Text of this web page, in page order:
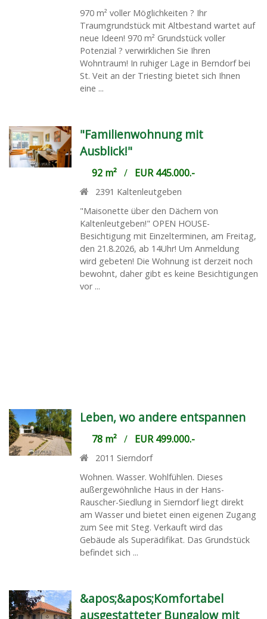
970 m² voller Möglichkeiten ? Ihr
Traumgrundstück mit Altbestand wartet auf
neue Ideen! 970 m² Grundstück voller
Potenzial ? verwirklichen Sie Ihren
Wohntraum! In ruhiger Lage in Berndorf bei
St. Veit an der Triesting bietet sich Ihnen
eine ...
"Familienwohnung mit
Ausblick!"
92 m²/ EUR 445.000.-
2391 Kaltenleutgeben
"Maisonette über den Dächern von
Kaltenleutgeben!" OPEN HOUSE-
Besichtigung mit Einzelterminen, am Freitag,
den 21.8.2026, ab 14Uhr! Um Anmeldung
wird gebeten! Die Wohnung ist derzeit noch
bewohnt, daher gibt es keine Besichtigungen
vor ...
Leben, wo andere entspannen
78 m²/ EUR 499.000.-
2011 Sierndorf
Wohnen. Wasser. Wohlfühlen. Dieses
außergewöhnliche Haus in der Hans-
Rauscher-Siedlung in Sierndorf liegt direkt
am Wasser und bietet einen eigenen Zugang
zum See mit Steg. Verkauft wird das
Gebäude als Superädifikat. Das Grundstück
befindet sich ...
&apos;&apos;Komfortabel
ausgestatteter Bungalow mit